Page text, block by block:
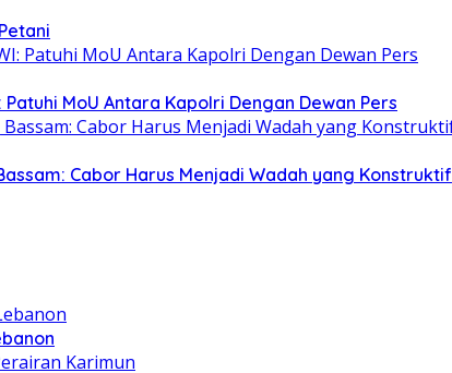
MoU Antara Kapolri Dengan Dewan Pers
Cabor Harus Menjadi Wadah yang Konstruktif